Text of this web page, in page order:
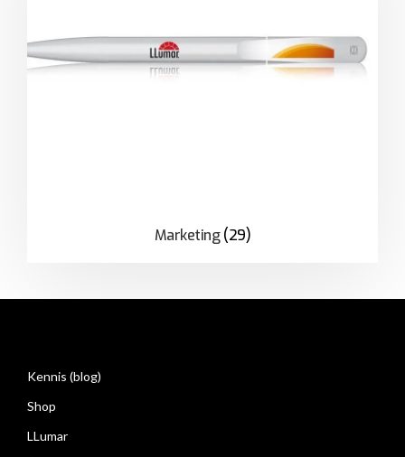
Marketing(29)
Kennis (blog)
Shop
LLumar